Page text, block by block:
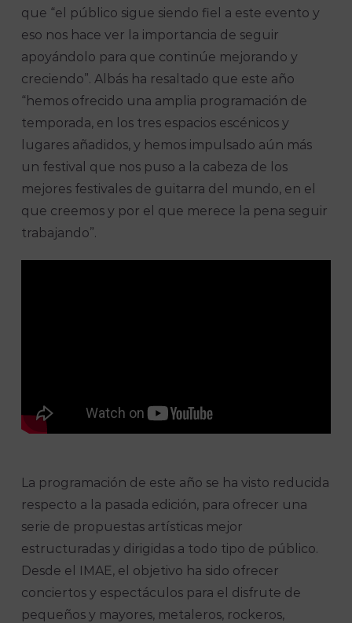
que “el público sigue siendo fiel a este evento y
eso nos hace ver la importancia de seguir
apoyándolo para que continúe mejorando y
creciendo”. Albás ha resaltado que este año
“hemos ofrecido una amplia programación de
temporada, en los tres espacios escénicos y
lugares añadidos, y hemos impulsado aún más
un festival que nos puso a la cabeza de los
mejores festivales de guitarra del mundo, en el
que creemos y por el que merece la pena seguir
trabajando”.
La programación de este año se ha visto reducida
respecto a la pasada edición, para ofrecer una
serie de propuestas artísticas mejor
estructuradas y dirigidas a todo tipo de público.
Desde el IMAE, el objetivo ha sido ofrecer
conciertos y espectáculos para el disfrute de
pequeños y mayores, metaleros, rockeros,